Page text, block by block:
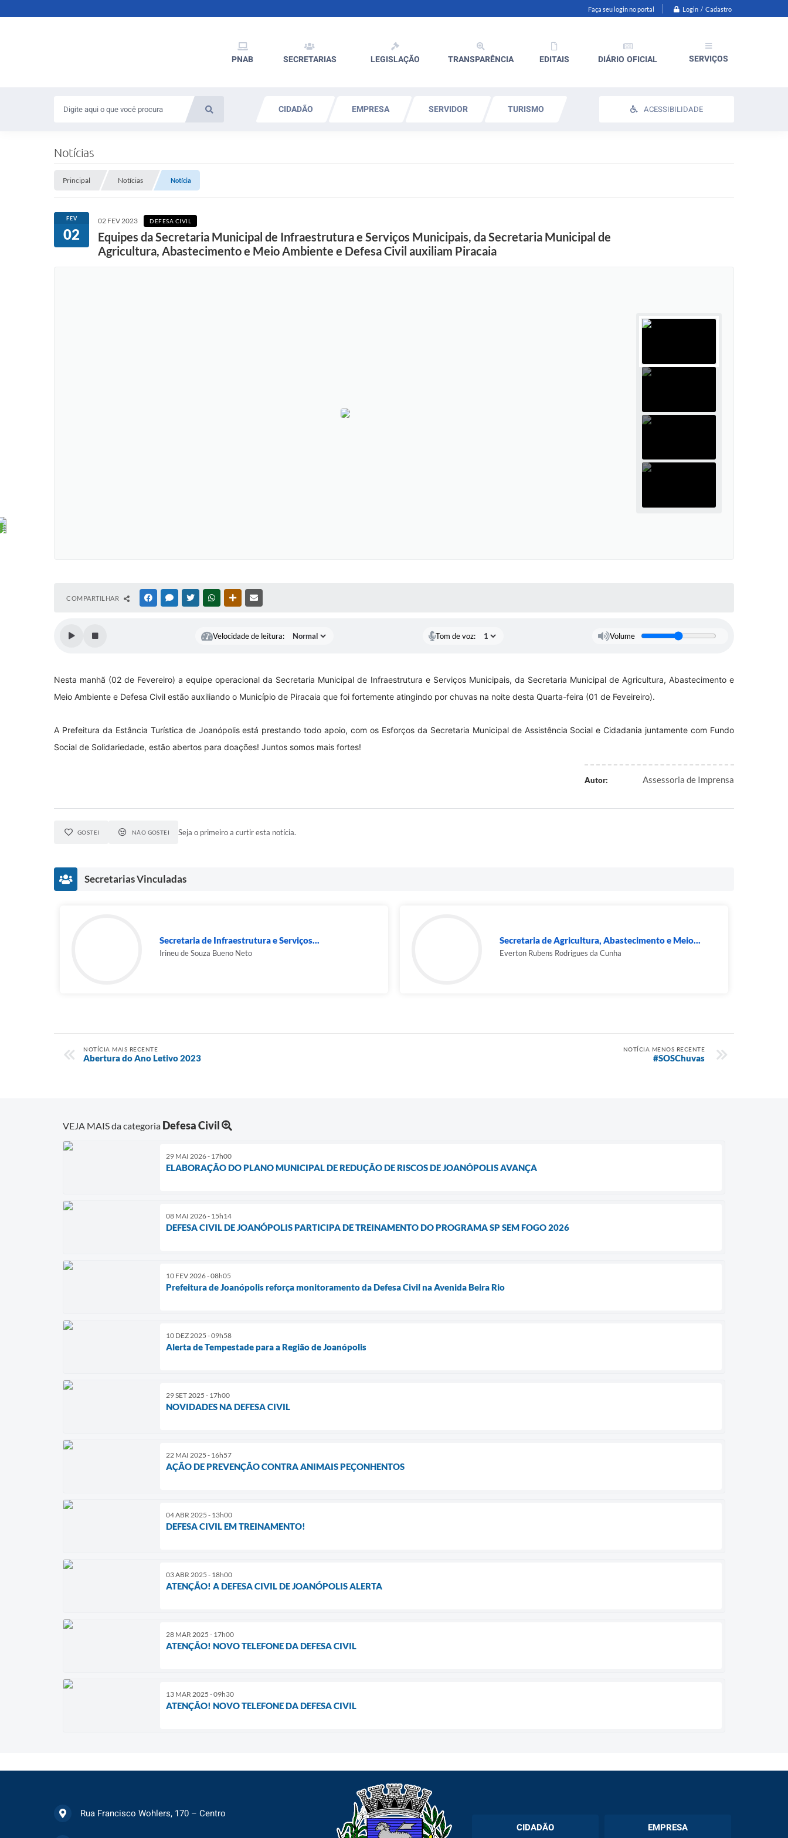
Faça seu login no portal Login / Cadastro
PNAB SECRETARIAS LEGISLAÇÃO TRANSPARÊNCIA EDITAIS DIÁRIO OFICIAL SERVIÇOS
CIDADÃO EMPRESA SERVIDOR TURISMO ACESSIBILIDADE
Notícias
Principal Notícias Notícia
FEV
02
02 FEV 2023 DEFESA CIVIL
Equipes da Secretaria Municipal de Infraestrutura e Serviços Municipais, da Secretaria Municipal de
Agricultura, Abastecimento e Meio Ambiente e Defesa Civil auxiliam Piracaia
COMPARTILHAR FACEBOOKMESSENGER
TWITTERWHATSAPPOUTRAS MÍDIAS
Velocidade de leitura: Tom de voz: Volume
Nesta manhã (02 de Fevereiro) a equipe operacional da Secretaria Municipal de Infraestrutura e Serviços Municipais, da Secretaria Municipal de Agricultura, Abastecimento e
Meio Ambiente e Defesa Civil estão auxiliando o Município de Piracaia que foi fortemente atingindo por chuvas na noite desta Quarta-feira (01 de Feveireiro).
A Prefeitura da Estância Turística de Joanópolis está prestando todo apoio, com os Esforços da Secretaria Municipal de Assistência Social e Cidadania juntamente com Fundo
Social de Solidariedade, estão abertos para doações! Juntos somos mais fortes!
Autor: Assessoria de Imprensa
GOSTEI NÃO GOSTEI Seja o primeiro a curtir esta notícia.
Secretarias Vinculadas
Secretaria de Infraestrutura e Serviços...
Irineu de Souza Bueno Neto
Secretaria de Agricultura, Abastecimento e Meio...
Everton Rubens Rodrigues da Cunha
NOTÍCIA MAIS RECENTE
Abertura do Ano Letivo 2023
NOTÍCIA MENOS RECENTE
#SOSChuvas
VEJA MAIS da categoria Defesa Civil
29 MAI 2026 - 17h00
ELABORAÇÃO DO PLANO MUNICIPAL DE REDUÇÃO DE RISCOS DE JOANÓPOLIS AVANÇA
08 MAI 2026 - 15h14
DEFESA CIVIL DE JOANÓPOLIS PARTICIPA DE TREINAMENTO DO PROGRAMA SP SEM FOGO 2026
10 FEV 2026 - 08h05
Prefeitura de Joanópolis reforça monitoramento da Defesa Civil na Avenida Beira Rio
10 DEZ 2025 - 09h58
Alerta de Tempestade para a Região de Joanópolis
29 SET 2025 - 17h00
NOVIDADES NA DEFESA CIVIL
22 MAI 2025 - 16h57
AÇÃO DE PREVENÇÃO CONTRA ANIMAIS PEÇONHENTOS
04 ABR 2025 - 13h00
DEFESA CIVIL EM TREINAMENTO!
03 ABR 2025 - 18h00
ATENÇÃO! A DEFESA CIVIL DE JOANÓPOLIS ALERTA
28 MAR 2025 - 17h00
ATENÇÃO! NOVO TELEFONE DA DEFESA CIVIL
13 MAR 2025 - 09h30
ATENÇÃO! NOVO TELEFONE DA DEFESA CIVIL
Rua Francisco Wohlers, 170 – Centro
CIDADÃO EMPRESA